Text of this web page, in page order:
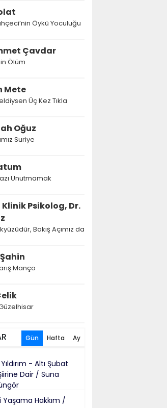
Öykü Yoculuğu
Çavdar
Ölüm
Mete
Üç Kez Tıkla
Oğuz
Suriye
Unutmamak
Psikolog, Dr.
Bakış Açımız da
Manço
Gün Hafta Ay
- Altı Şubat
Dair / Suna
Yaşama Hakkım /